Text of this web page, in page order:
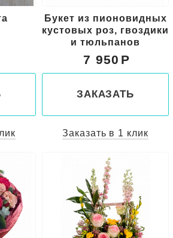
Букет из пионовидных
кустовых роз, гвоздики
и тюльпанов
7 950
ЗАКАЗАТЬ
Заказать в 1 клик